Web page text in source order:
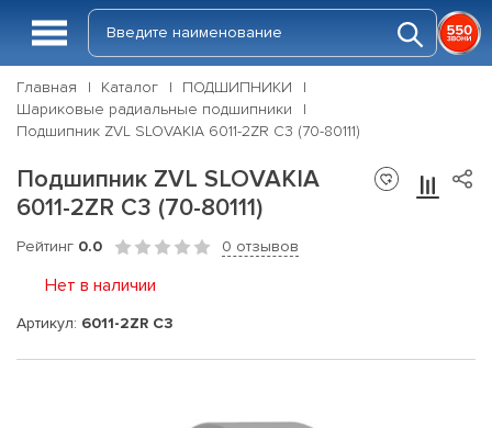
Главная Каталог
ПОДШИПНИКИ
Шариковые радиальные подшипники
Подшипник ZVL SLOVAKIA 6011-2ZR C3 (70-80111)
Подшипник ZVL SLOVAKIA
6011-2ZR C3 (70-80111)
Рейтинг 0.0 0 отзывов
Нет в наличии
Артикул: 6011-2ZR C3